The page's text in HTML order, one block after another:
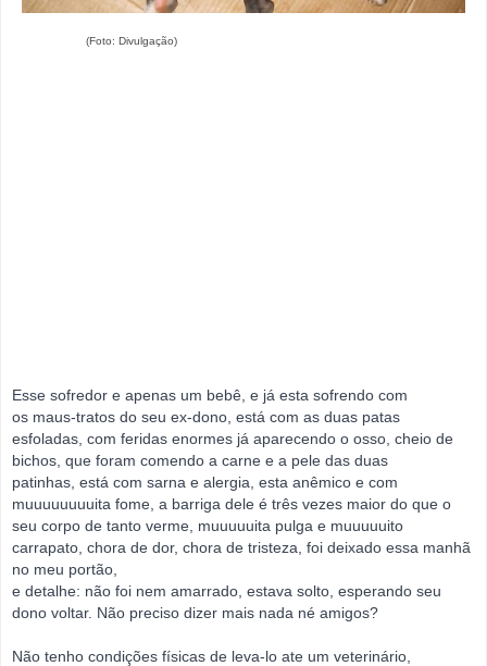
(Foto: Divulgação)
Esse sofredor e apenas um bebê, e já esta sofrendo com
os maus-tratos do seu ex-dono, está com as duas patas
esfoladas, com feridas enormes já aparecendo o osso, cheio de
bichos, que foram comendo a carne e a pele das duas
patinhas, está com sarna e alergia, esta anêmico e com
muuuuuuuuita fome, a barriga dele é três vezes maior do que o
seu corpo de tanto verme, muuuuuita pulga e muuuuuito
carrapato, chora de dor, chora de tristeza, foi deixado essa manhã
no meu portão,
e detalhe: não foi nem amarrado, estava solto, esperando seu
dono voltar. Não preciso dizer mais nada né amigos?
Não tenho condições físicas de leva-lo ate um veterinário,